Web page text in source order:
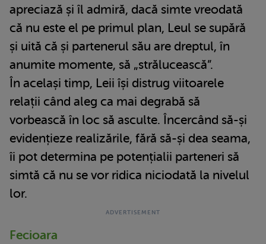
apreciază și îl admiră, dacă simte vreodată
că nu este el pe primul plan, Leul se supără
și uită că și partenerul său are dreptul, în
anumite momente, să „strălucească”.
În același timp, Leii își distrug viitoarele
relații când aleg ca mai degrabă să
vorbească în loc să asculte. Încercând să-și
evidențieze realizările, fără să-și dea seama,
îi pot determina pe potențialii parteneri să
simtă că nu se vor ridica niciodată la nivelul
lor.
Fecioara